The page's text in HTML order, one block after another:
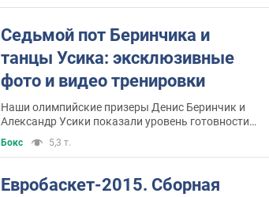
Седьмой пот Беринчика и
танцы Усика: эксклюзивные
фото и видео тренировки
Наши олимпийские призеры Денис Беринчик и
Александр Усики показали уровень готовности
к боям на профессиональном ринге
Бокс 5,3 т.
Евробаскет-2015. Сборная